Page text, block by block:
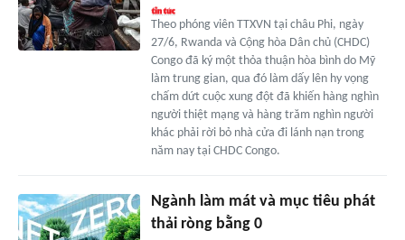
Theo phóng viên TTXVN tại châu Phi, ngày
27/6, Rwanda và Cộng hòa Dân chủ (CHDC)
Congo đã ký một thỏa thuận hòa bình do Mỹ
làm trung gian, qua đó làm dấy lên hy vọng
chấm dứt cuộc xung đột đã khiến hàng nghìn
người thiệt mạng và hàng trăm nghìn người
khác phải rời bỏ nhà cửa đi lánh nạn trong
năm nay tại CHDC Congo.
Ngành làm mát và mục tiêu phát
thải ròng bằng 0